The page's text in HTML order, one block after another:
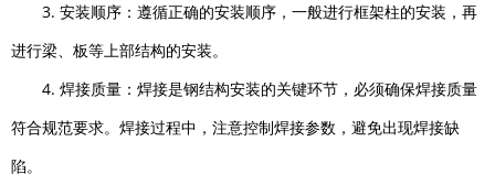
3. 安装顺序：遵循正确的安装顺序，一般进行框架柱的安装，再
进行梁、板等上部结构的安装。
4. 焊接质量：焊接是钢结构安装的关键环节，必须确保焊接质量
符合规范要求。焊接过程中，注意控制焊接参数，避免出现焊接缺
陷。